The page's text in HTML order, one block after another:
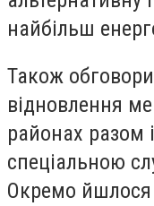
найбільш
Також
відновлення
районах разом
спеціальною
Окремо йшлося